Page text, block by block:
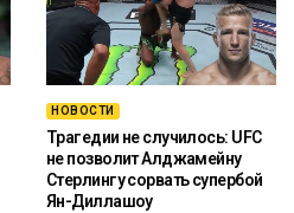
НОВОСТИ
Трагедии не случилось: UFC
не позволит Алджамейну
Стерлингу сорвать супербой
Ян-Диллашоу